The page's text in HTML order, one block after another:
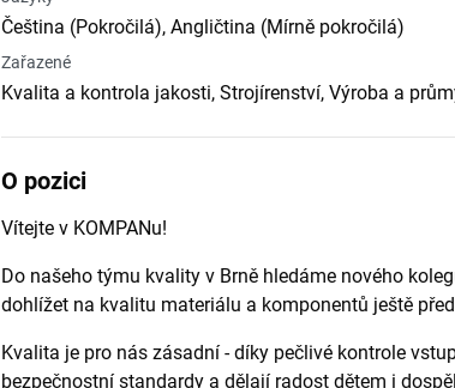
Čeština (Pokročilá), Angličtina (Mírně pokročilá)
Zařazené
Kvalita a kontrola jakosti, Strojírenství, Výroba a
O pozici
Vítejte v KOMPANu!
Do našeho týmu kvality v Brně hledáme nového
dohlížet na kvalitu materiálu a komponentů ještě
Kvalita je pro nás zásadní - díky pečlivé kontrole
bezpečnostní standardy a dělají radost dětem i